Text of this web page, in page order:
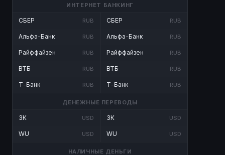
ИНТЕРНЕТ БАНКИНГ
СБЕР RUB
Альфа-Банк RUB
Райффайзен RUB
ВТБ RUB
Т-Банк RUB
СБЕР RUB
Альфа-Банк RUB
Райффайзен RUB
ВТБ RUB
Т-Банк RUB
ДЕНЕЖНЫЕ ПЕРЕВОДЫ
ЗК USD
WU USD
ЗК USD
WU USD
НАЛИЧНЫЕ ДЕНЬГИ